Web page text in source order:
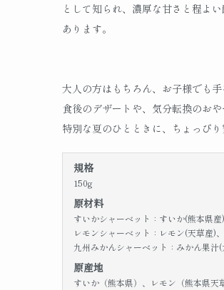
として知られ、濃厚な甘さと程よ
あります。
大人の方はもちろん、お子様でも
食後のデザートや、気分転換のおや
特別な夏のひとときに、ちょっぴ
規格
150g
原材料
すいかシャーベット：すいか(熊本県
レモンシャーベット：レモン(天草産)
九州みかんシャーベット：みかん果汁
原産地
すいか（熊本県）、レモン（熊本県天